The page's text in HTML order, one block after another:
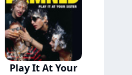
Play It At Your